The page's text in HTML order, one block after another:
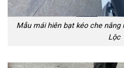
Mẫu mái hiên bạt kéo che
Lộc